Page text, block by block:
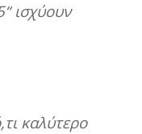
“ισχύουν
καλύτερο